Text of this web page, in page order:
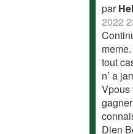
par
2022
tout
n’ a
Vpous
Dien